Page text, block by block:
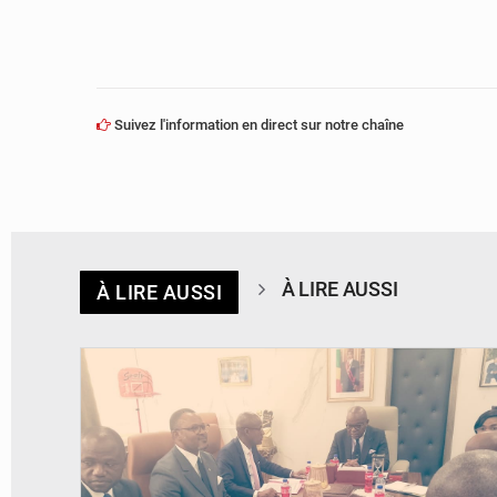
Suivez l'information en direct sur notre chaîne
À LIRE AUSSI À LIRE AUSSI